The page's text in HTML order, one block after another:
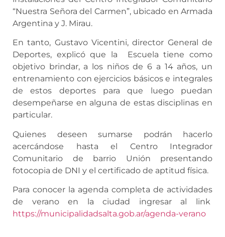
“Nuestra Señora del Carmen”, ubicado en Armada
Argentina y J. Mirau.
En tanto, Gustavo Vicentini, director General de
Deportes, explicó que la Escuela tiene como
objetivo brindar, a los niños de 6 a 14 años, un
entrenamiento con ejercicios básicos e integrales
de estos deportes para que luego puedan
desempeñarse en alguna de estas disciplinas en
particular.
Quienes deseen sumarse podrán hacerlo
acercándose hasta el Centro Integrador
Comunitario de barrio Unión presentando
fotocopia de DNI y el certificado de aptitud física.
Para conocer la agenda completa de actividades
de verano en la ciudad ingresar al link
https://municipalidadsalta.gob.ar/agenda-verano